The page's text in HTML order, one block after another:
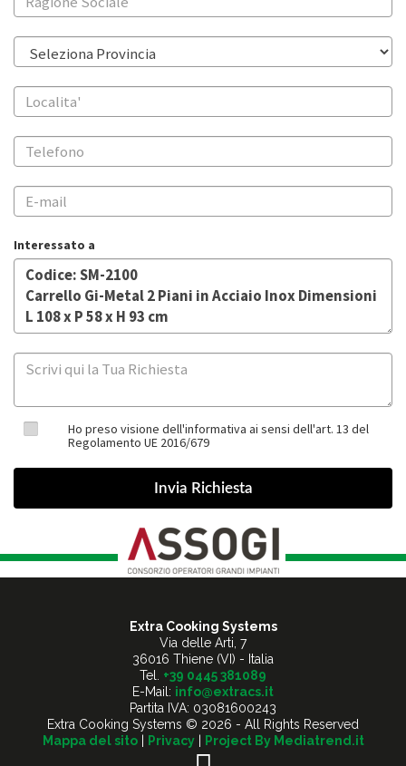
Interessato a
Ho preso visione dell'informativa ai sensi dell'art. 13 del
Regolamento UE 2016/679
Extra Cooking Systems
Via delle Arti, 7
36016 Thiene (VI) - Italia
Tel. +39 0445 381089
E-Mail: info@extracs.it
Partita IVA: 03081600243
Extra Cooking Systems © 2026 - All Rights Reserved
Mappa del sito| Privacy| Project By Mediatrend.it